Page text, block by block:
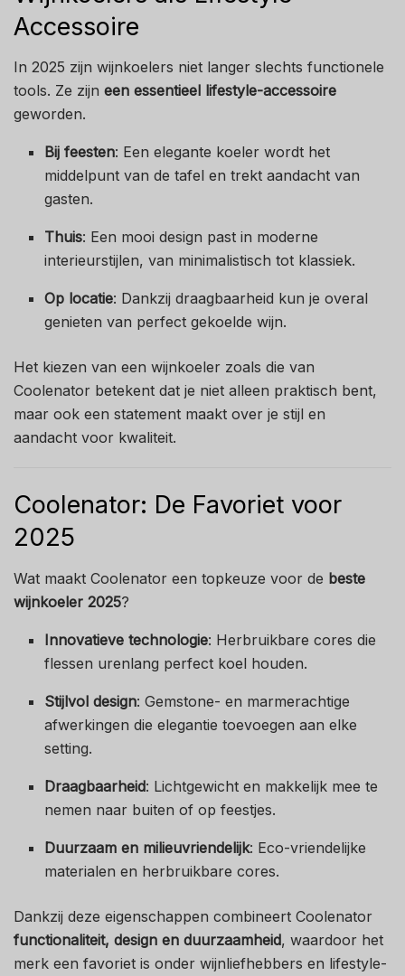
Accessoire
In 2025 zijn wijnkoelers niet langer slechts functionele
tools. Ze zijn een essentieel lifestyle-accessoire
geworden.
Bij feesten: Een elegante koeler wordt het
middelpunt van de tafel en trekt aandacht van
gasten.
Thuis: Een mooi design past in moderne
interieurstijlen, van minimalistisch tot klassiek.
Op locatie: Dankzij draagbaarheid kun je overal
genieten van perfect gekoelde wijn.
Het kiezen van een wijnkoeler zoals die van
Coolenator betekent dat je niet alleen praktisch bent,
maar ook een statement maakt over je stijl en
aandacht voor kwaliteit.
Coolenator: De Favoriet voor
2025
Wat maakt Coolenator een topkeuze voor de beste
wijnkoeler 2025?
Innovatieve technologie: Herbruikbare cores die
flessen urenlang perfect koel houden.
Stijlvol design: Gemstone- en marmerachtige
afwerkingen die elegantie toevoegen aan elke
setting.
Draagbaarheid: Lichtgewicht en makkelijk mee te
nemen naar buiten of op feestjes.
Duurzaam en milieuvriendelijk: Eco-vriendelijke
materialen en herbruikbare cores.
Dankzij deze eigenschappen combineert Coolenator
functionaliteit, design en duurzaamheid, waardoor het
merk een favoriet is onder wijnliefhebbers en lifestyle-